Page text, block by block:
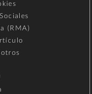
(RMA)